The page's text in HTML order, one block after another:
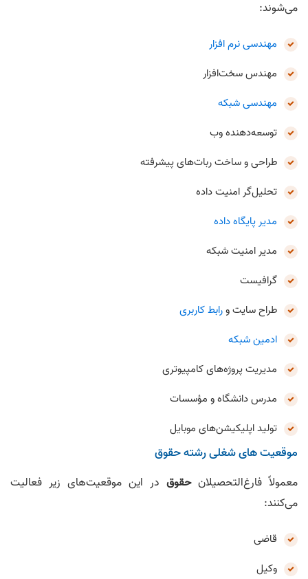
می‌شوند:
مهندسی نرم‌ افزار
مهندس سخت‌افزار
مهندسی شبکه
توسعه‌دهنده وب
طراحی و ساخت ربات‌های پيشرفته
تحليل‌گر امنيت داده
مدیر پایگاه داده
مدير امنيت شبکه
گرافيست
طراح سايت ورابط کاربری
ادمین شبکه
مديريت پروژه‌های کامپيوتری
مدرس دانشگاه و مؤسسات
توليد اپليکيشن‌های موبايل
موقعيت‌ های شغلی رشته‌ حقوق
معمولاً فارغ‌التحصيلانحقوق در این موقعیت‌های زير فعاليت
می‌کنند:
قاضی
وکيل